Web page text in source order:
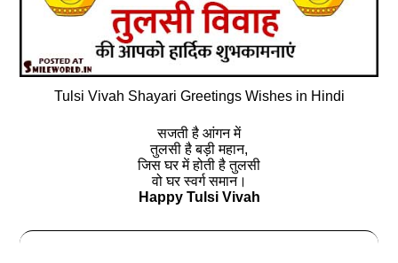
Tulsi Vivah Shayari Greetings Wishes in Hindi
सजती है आंगन में
तुलसी है बड़ी महान,
जिस घर में होती है तुलसी
वो घर स्वर्ग समान।
Happy Tulsi Vivah